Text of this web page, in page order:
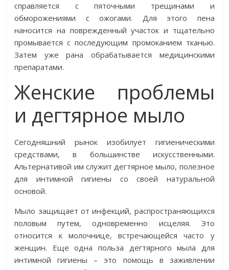
справляется с пяточными трещинами и
обморожениями с ожогами. Для этого пена
наносится на поврежденный участок и тщательно
промывается с последующим промоканием тканью.
Затем уже рана обрабатывается медицинскими
препаратами.
Женские проблемы
и дегтярное мыло
Сегодняшний рынок изобилует гигиеническими
средствами, в большинстве искусственными.
Альтернативой им служит дегтярное мыло, полезное
для интимной гигиены со своей натуральной
основой.
Мыло защищает от инфекций, распространяющихся
половым путем, одновременно исцеляя. Это
относится к молочнице, встречающейся часто у
женщин. Еще одна польза дегтярного мыла для
интимной гигиены – это помощь в заживлении